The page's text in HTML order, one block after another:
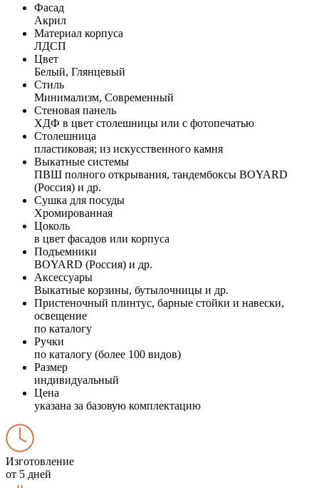
Фасад
Акрил
Материал корпуса
ЛДСП
Цвет
Белый, Глянцевый
Стиль
Минимализм, Современный
Стеновая панель
ХДФ в цвет столешницы или с фотопечатью
Столешница
пластиковая; из искусственного камня
Выкатные системы
ПВШ полного открывания, тандембоксы BOYARD
(Россия) и др.
Сушка для посуды
Хромированная
Цоколь
в цвет фасадов или корпуса
Подъемники
BOYARD (Россия) и др.
Аксессуары
Выкатные корзины, бутылочницы и др.
Пристеночный плинтус, барные стойки и навески,
освещение
по каталогу
Ручки
по каталогу (более 100 видов)
Размер
индивидуальный
Цена
указана за базовую комплектацию
Изготовление
от 5 дней